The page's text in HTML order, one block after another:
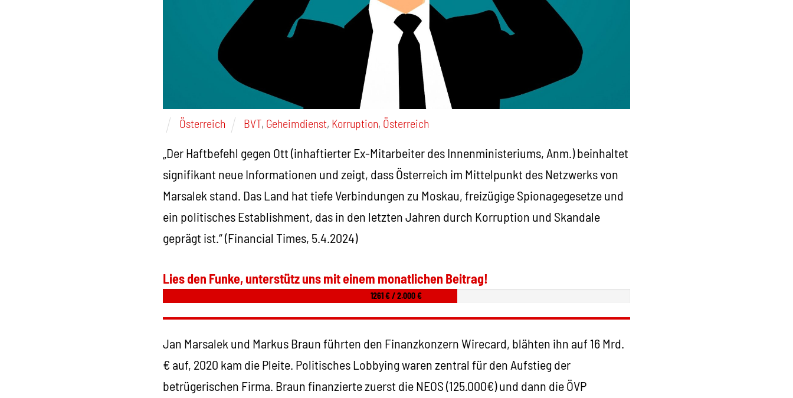
Österreich BVT, Geheimdienst, Korruption, Österreich
„Der Haftbefehl gegen Ott (inhaftierter Ex-Mitarbeiter des Innenministeriums, Anm.) beinhaltet
signifikant neue Informationen und zeigt, dass Österreich im Mittelpunkt des Netzwerks von
Marsalek stand. Das Land hat tiefe Verbindungen zu Moskau, freizügige Spionagegesetze und
ein politisches Establishment, das in den letzten Jahren durch Korruption und Skandale
geprägt ist.“(Financial Times, 5.4.2024)
Lies den Funke, unterstütz uns mit einem monatlichen Beitrag!
1261 € / 2.000 €
Jan Marsalek und Markus Braun führten den Finanzkonzern Wirecard, blähten ihn auf 16 Mrd.
€ auf, 2020 kam die Pleite. Politisches Lobbying waren zentral für den Aufstieg der
betrügerischen Firma. Braun finanzierte zuerst die NEOS (125.000€) und dann die ÖVP